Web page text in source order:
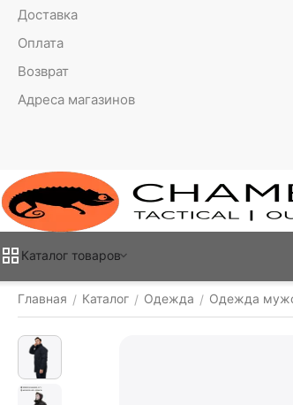
Доставка
Оплата
Возврат
Адреса магазинов
Каталог товаров
Главная / Каталог / Одежда / Одежда